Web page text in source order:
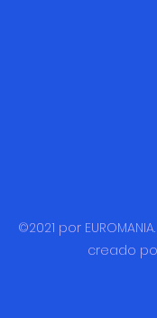
©2021 por
creado